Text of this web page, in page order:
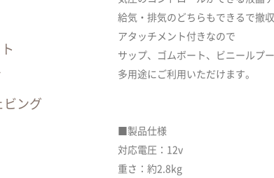
給気・排気のどちらもできるで撤
アタッチメント付きなので
サップ、ゴムボート、ビニールプ
多用途にご利用いただけます。
■製品仕様
対応電圧：12v
重さ：約2.8kg
ビング